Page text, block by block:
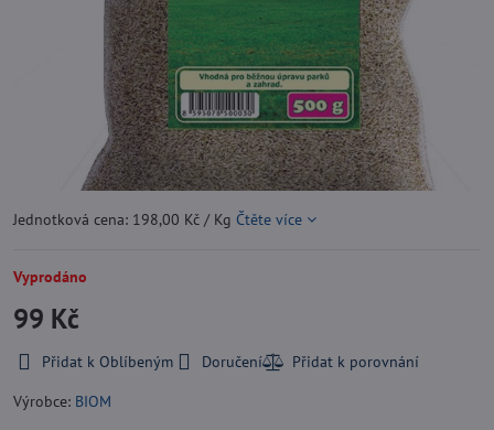
Jednotková cena: 198,00 Kč / Kg Čtěte více
Vyprodáno
99 Kč
Přidat k Oblíbeným
Doručení
Výrobce: BIOM